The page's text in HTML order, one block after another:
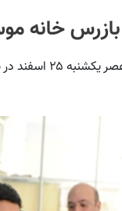
خانه‌
همشهری‌آنلاین: